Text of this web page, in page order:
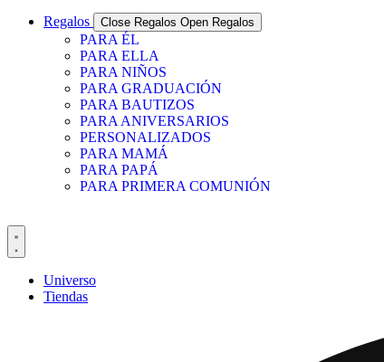
Regalos Close Regalos Open Regalos
PARA ÉL
PARA ELLA
PARA NIÑOS
PARA GRADUACIÓN
PARA BAUTIZOS
PARA ANIVERSARIOS
PERSONALIZADOS
PARA MAMÁ
PARA PAPÁ
PARA PRIMERA COMUNIÓN
Universo
Tiendas